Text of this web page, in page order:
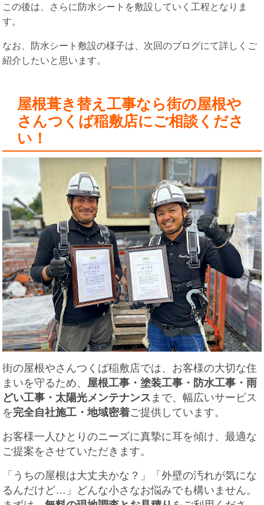
この後は、さらに防水シートを敷設していく工程となりま
す。
なお、防水シート敷設の様子は、次回のブログにて詳しくご
紹介したいと思います。
屋根葺き替え工事なら街の屋根や
さんつくば稲敷店にご相談くださ
い！
街の屋根やさんつくば稲敷店では、お客様の大切な住
まいを守るため、 屋根工事・塗装工事・防水工事・雨
どい工事・太陽光メンテナンス まで、幅広いサービス
を完全自社施工・地域密着ご提供しています。
お客様一人ひとりのニーズに真摯に耳を傾け、最適な
ご提案をさせていただきます。
「うちの屋根は大丈夫かな？」「外壁の汚れが気にな
るんだけど…」どんな小さなお悩みでも構いません。